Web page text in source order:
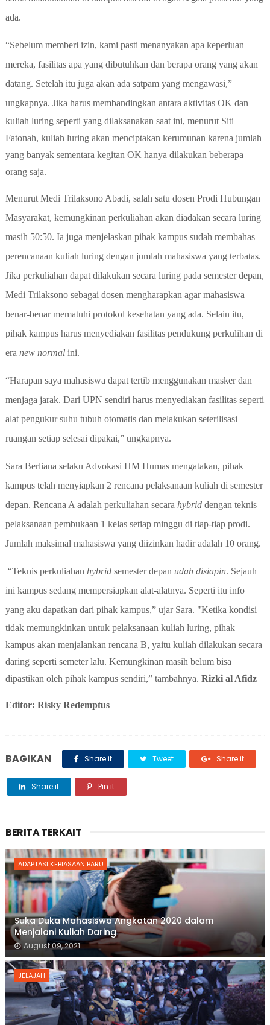
ada.
“Sebelum memberi izin, kami pasti menanyakan apa keperluan
mereka, fasilitas apa yang dibutuhkan dan berapa orang yang akan
datang. Setelah itu juga akan ada satpam yang mengawasi,”
ungkapnya. Jika harus membandingkan antara aktivitas OK dan
kuliah luring seperti yang dilaksanakan saat ini, menurut Siti
Fatonah, kuliah luring akan menciptakan kerumunan karena jumlah
yang banyak sementara kegitan OK hanya dilakukan beberapa
orang saja.
Menurut Medi Trilaksono Abadi, salah satu dosen Prodi Hubungan
Masyarakat, kemungkinan perkuliahan akan diadakan secara luring
masih 50:50. Ia juga menjelaskan pihak kampus sudah membahas
perencanaan kuliah luring dengan jumlah mahasiswa yang terbatas.
Jika perkuliahan dapat dilakukan secara luring pada semester depan,
Medi Trilaksono sebagai dosen mengharapkan agar mahasiswa
benar-benar mematuhi protokol kesehatan yang ada. Selain itu,
pihak kampus harus menyediakan fasilitas pendukung perkulihan di
era new normalini.
“Harapan saya mahasiswa dapat tertib menggunakan masker dan
menjaga jarak. Dari UPN sendiri harus menyediakan fasilitas seperti
alat pengukur suhu tubuh otomatis dan melakukan seterilisasi
ruangan setiap selesai dipakai,” ungkapnya.
Sara Berliana selaku Advokasi HM Humas mengatakan, pihak
kampus telah menyiapkan 2 rencana pelaksanaan kuliah di semester
depan. Rencana A adalah perkuliahan secara hybrid dengan teknis
pelaksanaan pembukaan 1 kelas setiap minggu di tiap-tiap prodi.
Jumlah maksimal mahasiswa yang diizinkan hadir adalah 10 orang.
“Teknis perkuliahan hybrid semester depan udah disiapin. Sejauh
ini kampus sedang mempersiapkan alat-alatnya. Seperti itu info
yang aku dapatkan dari pihak kampus,” ujar Sara. "Ketika kondisi
tidak memungkinkan untuk pelaksanaan kuliah luring, pihak
kampus akan menjalankan rencana B, yaitu kuliah dilakukan secara
daring seperti semeter lalu. Kemungkinan masih belum bisa
dipastikan oleh pihak kampus sendiri,” tambahnya. Rizki al Afidz
Editor: Risky Redemptus
BAGIKAN Share it Tweet Share it
Share it Pin it
BERITA TERKAIT
ADAPTASI KEBIASAAN BARU
Suka Duka Mahasiswa Angkatan 2020 dalam
Menjalani Kuliah Daring
August 09, 2021
JELAJAH